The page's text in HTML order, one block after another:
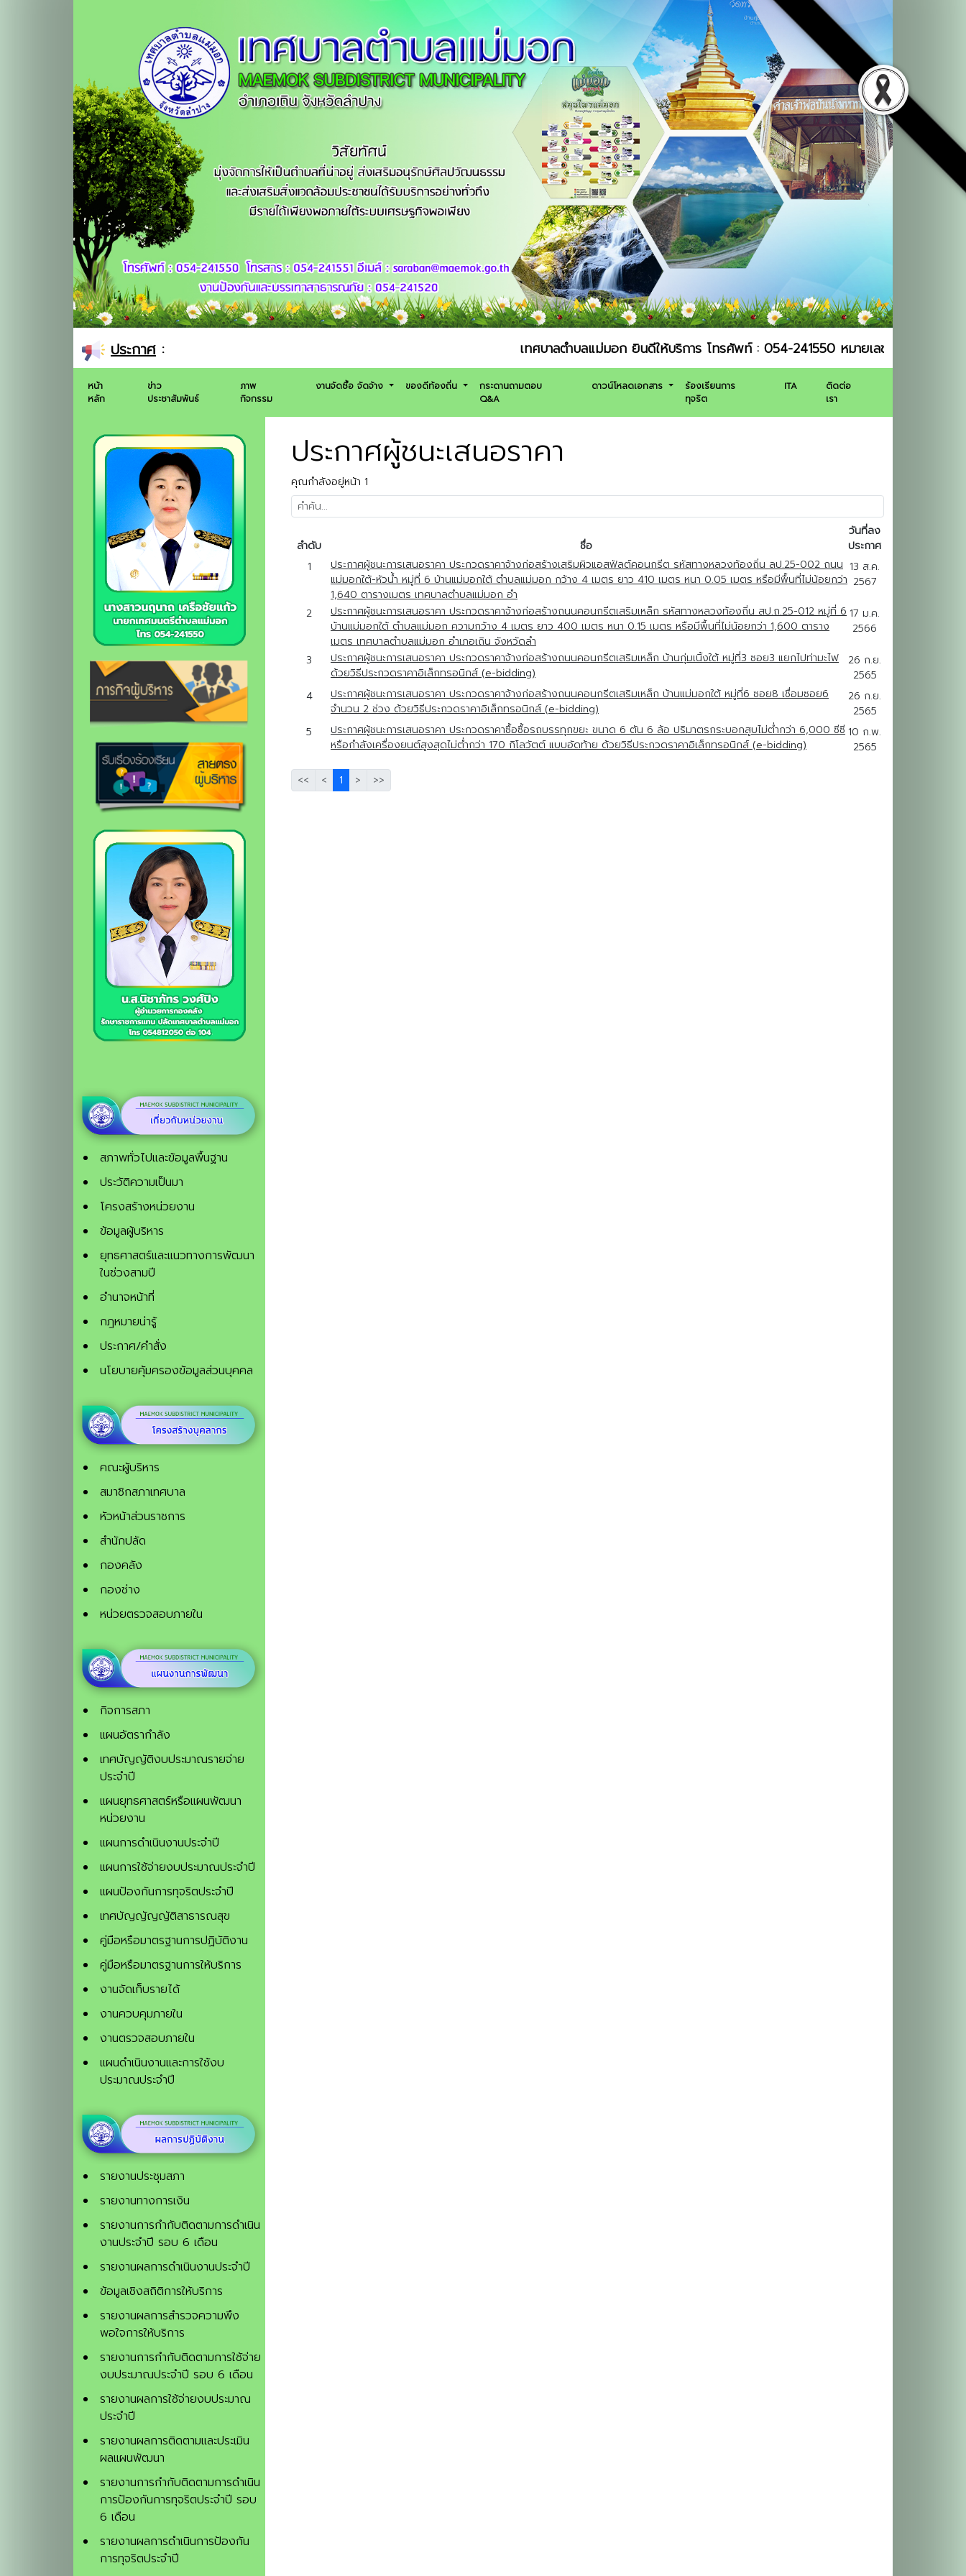
ประกาศ : เทศบาลตำบลแม่มอก ยินดีให้บริการ โทรศัพท์ : 054-241550 หมายเลขโทรสาร (แฟกซ์) :
หน้า
หลัก
ข่าว
ประชาสัมพันธ์
ภาพ
กิจกรรม
งานจัดซื้อ จัดจ้าง ของดีท้องถิ่น
กระดานถามตอบ
Q&A
ดาวน์โหลดเอกสาร
ร้องเรียนการ
ทุจริต
ITA
ติดต่อ
เรา
สภาพทั่วไปและข้อมูลพื้นฐาน
ประวัติความเป็นมา
โครงสร้างหน่วยงาน
ข้อมูลผู้บริหาร
ยุทธศาสตร์และแนวทางการพัฒนา
ในช่วงสามปี
อำนาจหน้าที่
กฎหมายน่ารู้
ประกาศ/คำสั่ง
นโยบายคุ้มครองข้อมูลส่วนบุคคล
คณะผู้บริหาร
สมาชิกสภาเทศบาล
หัวหน้าส่วนราชการ
สำนักปลัด
กองคลัง
กองช่าง
หน่วยตรวจสอบภายใน
กิจการสภา
แผนอัตรากำลัง
เทศบัญญัติงบประมาณรายจ่าย
ประจำปี
แผนยุทธศาสตร์หรือแผนพัฒนา
หน่วยงาน
แผนการดำเนินงานประจำปี
แผนการใช้จ่ายงบประมาณประจำปี
แผนป้องกันการทุจริตประจําปี
เทศบัญญัญญัติสาธารณสุข
คู่มือหรือมาตรฐานการปฏิบัติงาน
คู่มือหรือมาตรฐานการให้บริการ
งานจัดเก็บรายได้
งานควบคุมภายใน
งานตรวจสอบภายใน
แผนดำเนินงานและการใช้งบ
ประมาณประจำปี
รายงานประชุมสภา
รายงานทางการเงิน
รายงานการกำกับติดตามการดำเนิน
งานประจำปี รอบ 6 เดือน
รายงานผลการดำเนินงานประจำปี
ข้อมูลเชิงสถิติการให้บริการ
รายงานผลการสำรวจความพึง
พอใจการให้บริการ
รายงานการกำกับติดตามการใช้จ่าย
งบประมาณประจำปี รอบ 6 เดือน
รายงานผลการใช้จ่ายงบประมาณ
ประจำปี
รายงานผลการติดตามและประเมิน
ผลแผนพัฒนา
รายงานการกำกับติดตามการดำเนิน
การป้องกันการทุจริตประจำปี รอบ
6 เดือน
รายงานผลการดำเนินการป้องกัน
การทุจริตประจำปี
ประกาศผู้ชนะเสนอราคา
คุณกำลังอยู่หน้า 1
ลำดับ ชื่อ
วันที่ลง
ประกาศ
1
ประกาศผู้ชนะการเสนอราคา ประกวดราคาจ้างก่อสร้างเสริมผิวแอสฟัลต์คอนกรีต รหัสทางหลวงท้องถิ่น ลป.25-002 ถนน
แม่มอกใต้-หัวน้ำ หมู่ที่ 6 บ้านแม่มอกใต้ ตำบลแม่มอก กว้าง 4 เมตร ยาว 410 เมตร หนา 0.05 เมตร หรือมีพื้นที่ไม่น้อยกว่า
1,640 ตารางเมตร เทศบาลตำบลแม่มอก อำ
13 ส.ค.
2567
2
ประกาศผู้ชนะการเสนอราคา ประกวดราคาจ้างก่อสร้างถนนคอนกรีตเสริมเหล็ก รหัสทางหลวงท้องถิ่น สป.ถ.25-012 หมู่ที่ 6
บ้านแม่มอกใต้ ตำบลแม่มอก ความกว้าง 4 เมตร ยาว 400 เมตร หนา 0.15 เมตร หรือมีพื้นที่ไม่น้อยกว่า 1,600 ตาราง
เมตร เทศบาลตำบลแม่มอก อำเภอเถิน จังหวัดลำ
17 ม.ค.
2566
3
ประกาศผู้ชนะการเสนอราคา ประกวดราคาจ้างก่อสร้างถนนคอนกรีตเสริมเหล็ก บ้านกุ่มเนิ้งใต้ หมู่ที่3 ซอย3 แยกไปท่ามะไฟ
ด้วยวิธีประกวดราคาอิเล็กทรอนิกส์ (e-bidding)
26 ก.ย.
2565
4
ประกาศผู้ชนะการเสนอราคา ประกวดราคาจ้างก่อสร้างถนนคอนกรีตเสริมเหล็ก บ้านแม่มอกใต้ หมู่ที่6 ซอย8 เชื่อมซอย6
จำนวน 2 ช่วง ด้วยวิธีประกวดราคาอิเล็กทรอนิกส์ (e-bidding)
26 ก.ย.
2565
5
ประกาศผู้ชนะการเสนอราคา ประกวดราคาซื้อซื้อรถบรรทุกขยะ ขนาด 6 ตัน 6 ล้อ ปริมาตรกระบอกสูบไม่ต่ำกว่า 6,000 ซีซี
หรือกำลังเครื่องยนต์สูงสุดไม่ต่ำกว่า 170 กิโลวัตต์ แบบอัดท้าย ด้วยวิธีประกวดราคาอิเล็กทรอนิกส์ (e-bidding)
10 ก.พ.
2565
<< < 1 > >>